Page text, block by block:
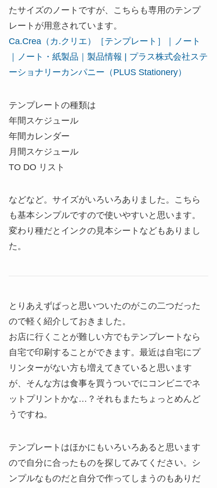
たサイズのノートですが、こちらも専用のテンプ
レートが用意されています。
Ca.Crea（カ.クリエ）［テンプレート］｜ノート
｜ノート・紙製品｜製品情報 | プラス株式会社ステ
ーショナリーカンパニー（PLUS Stationery）
テンプレートの種類は
年間スケジュール
年間カレンダー
月間スケジュール
TO DO リスト
などなど。サイズがいろいろありました。こちら
も基本シンプルですので使いやすいと思います。
変わり種だとインクの見本シートなどもありまし
た。
とりあえずぱっと思いついたのがこの二つだった
ので軽く紹介しておきました。
お店に行くことが難しい方でもテンプレートなら
自宅で印刷することができます。最近は自宅にプ
リンターがない方も増えてきていると思います
が、そんな方は食事を買うついでにコンビニでネ
ットプリントかな…？それもまたちょっとめんど
うですね。
テンプレートはほかにもいろいろあると思います
ので自分に合ったものを探してみてください。シ
ンプルなものだと自分で作ってしまうのもありだ